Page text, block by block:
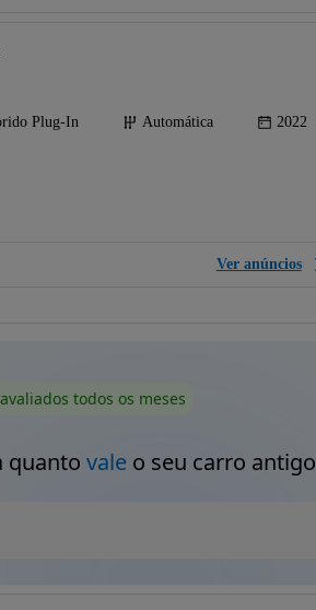
Plug-In Automática 2022
Ver anúncios
todos os meses
quanto valeo seu carro antigo